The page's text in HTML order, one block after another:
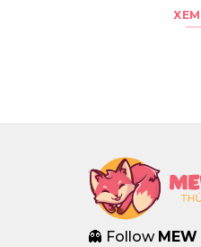
👻 Follow MEW